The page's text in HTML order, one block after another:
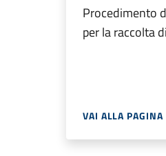
Procedimento
per la raccolta
VAI ALLA PAGINA